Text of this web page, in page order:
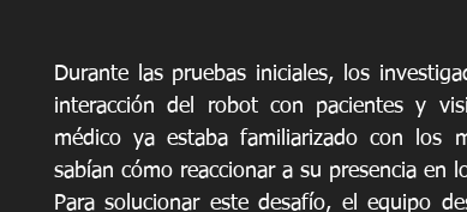
Durante las pruebas iniciales, los
interacción del robot con pacientes y
médico ya estaba familiarizado con los
sabían cómo reaccionar a su presencia en
Para solucionar este desafío, el equipo